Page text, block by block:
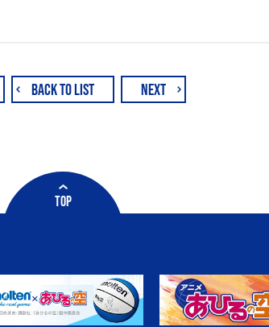
BACK TO LIST NEXT
TOP